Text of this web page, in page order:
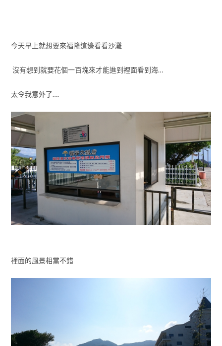
今天早上就想要來福隆這邊看看沙灘
沒有想到就要花個一百塊來才能進到裡面看到海…
太令我意外了….
裡面的風景相當不錯